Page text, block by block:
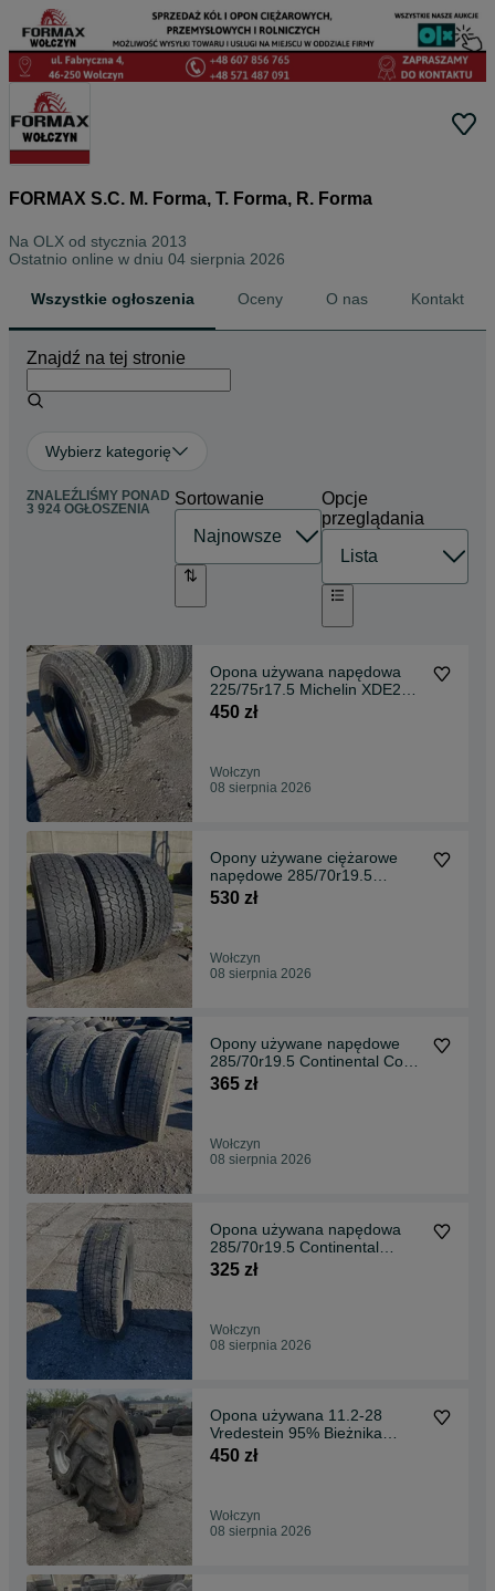
FORMAX S.C. M. Forma, T. Forma, R. Forma
Na OLX od stycznia 2013
Ostatnio online w dniu 04 sierpnia 2026
Wszystkie ogłoszenia Oceny O nas Kontakt
Znajdź na tej stronie
Wybierz kategorię
ZNALEŹLIŚMY PONAD
3 924 OGŁOSZENIA
Sortowanie
Opcje
przeglądania
Opona używana napędowa
225/75r17.5 Michelin XDE2
14mm WYSYŁKA xde2
450 zł
Wołczyn
08 sierpnia 2026
Opony używane ciężarowe
napędowe 285/70r19.5
Michelin Xmulti D 9-10mm
530 zł
Wołczyn
08 sierpnia 2026
Opony używane napędowe
285/70r19.5 Continental Conti
Hybrid HD3 9-10mm
365 zł
Wołczyn
08 sierpnia 2026
Opona używana napędowa
285/70r19.5 Continental
Hybrid HD3 10mm
325 zł
Wołczyn
08 sierpnia 2026
Opona używana 11.2-28
Vredestein 95% Bieżnika
11.2r28
450 zł
Wołczyn
08 sierpnia 2026